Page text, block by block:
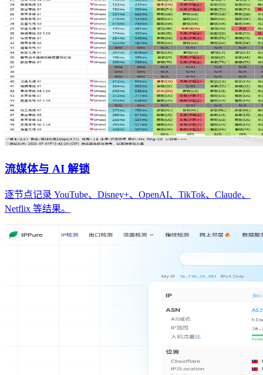
流媒体与 AI 解锁
逐节点记录 YouTube、Disney+、OpenAI、TikTok、Claude、
Netflix 等结果。